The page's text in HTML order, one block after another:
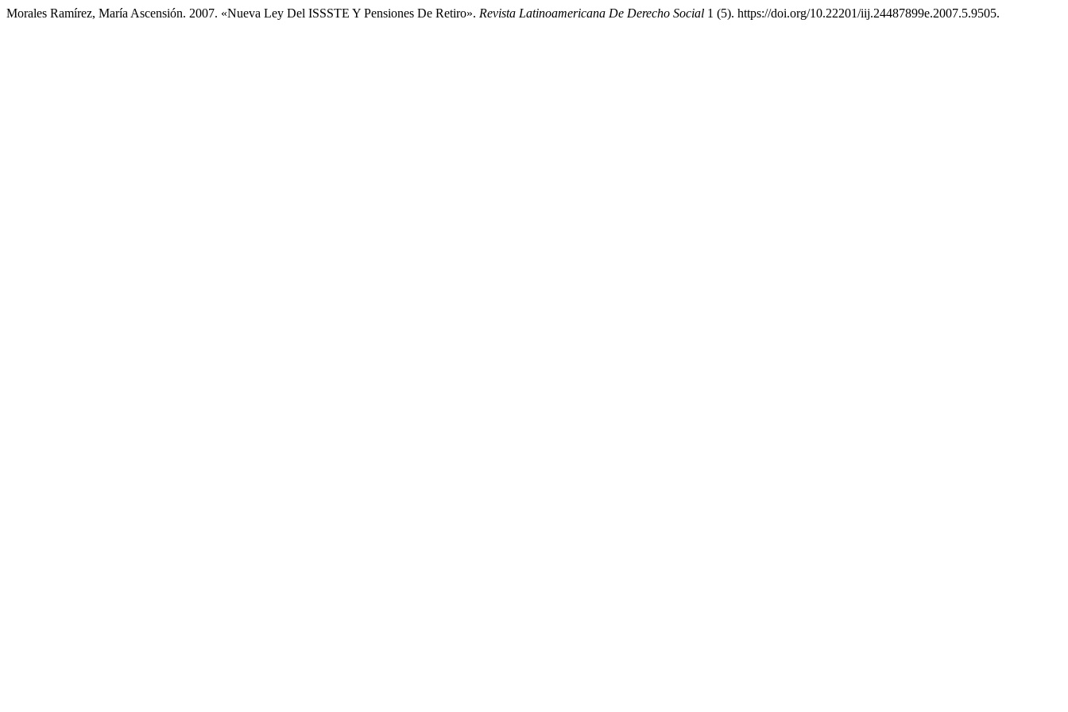
Morales Ramírez, María Ascensión. 2007. «Nueva Ley Del ISSSTE Y Pensiones De Retiro». Revista Latinoamericana De Derecho Social 1 (5). https://doi.org/10.22201/iij.24487899e.2007.5.9505.